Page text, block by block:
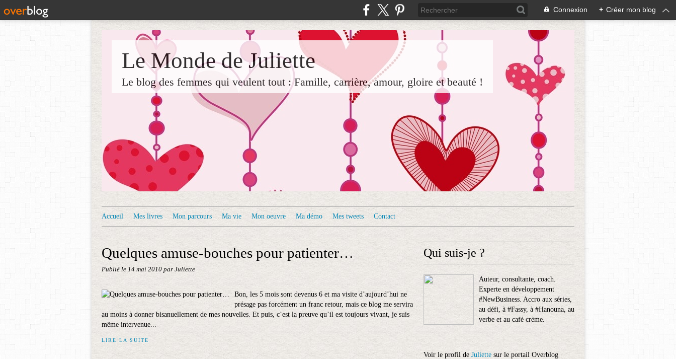
Connexion + Créer mon blog
Le Monde de Juliette
Le blog des femmes qui veulent tout : Famille, carrière, amour, gloire et beauté !
Accueil Mes livres Mon parcours Ma vie Mon oeuvre Ma démo Mes tweets Contact
Quelques amuse-bouches pour patienter…
Publié le 14 mai 2010 par Juliette
Bon, les 5 mois sont devenus 6 et ma visite d’aujourd’hui ne
présage pas forcément un franc retour, mais ce blog me servira
au moins à donner bisanuellement de mes nouvelles. Et puis, c’est la preuve qu’il est toujours vivant, je suis
même intervenue...
LIRE LA SUITE
Qui suis-je ?
Auteur, consultante, coach.
Experte en développement
#NewBusiness. Accro aux séries,
au défi, à #Fassy, à #Hanouna, au
verbe et au café crème.
Voir le profil deJuliette sur le portail Overblog